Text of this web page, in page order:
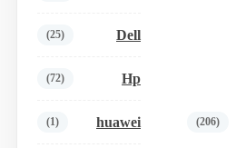
(206)
Dell
(25)
Hp
(72)
huawei
(1)